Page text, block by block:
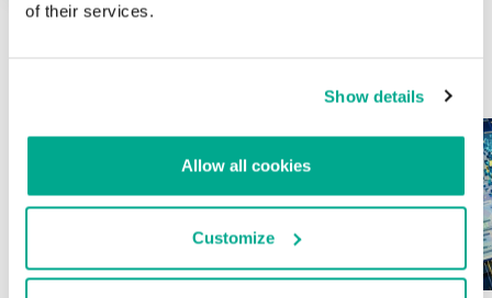
of their services.
Show details
Allow all cookies
Customize
ÚLTIMAS PUBLICACIONES